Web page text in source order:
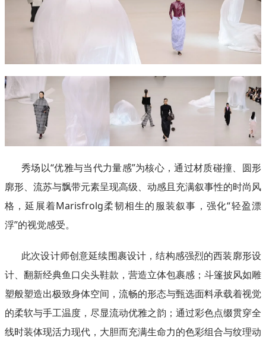
秀场以“优雅与当代力量感”为核心，通过材质碰撞、圆形
廓形、流苏与飘带元素呈现高级、动感且充满叙事性的时尚风
格，延展着Marisfrolg柔韧相生的服装叙事，强化“轻盈漂
浮”的视觉感受。
此次设计师创意延续围裹设计，结构感强烈的西装廓形设
计、翻新经典鱼口尖头鞋款，营造立体包裹感；斗篷披风如雕
塑般塑造出极致身体空间，流畅的形态与甄选面料承载着视觉
的柔软与手工温度，尽显流动优雅之韵；通过彩色点缀贯穿全
线时装体现活力现代，大胆而充满生命力的色彩组合与纹理动